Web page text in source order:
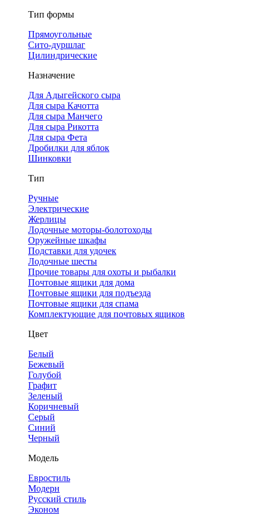
Тип формы
Прямоугольные
Сито-дуршлаг
Цилиндрические
Назначение
Для Адыгейского сыра
Для сыра Качотта
Для сыра Манчего
Для сыра Рикотта
Для сыра Фета
Дробилки для яблок
Шинковки
Тип
Ручные
Электрические
Жерлицы
Лодочные моторы-болотоходы
Оружейные шкафы
Подставки для удочек
Лодочные шесты
Прочие товары для охоты и рыбалки
Почтовые ящики для дома
Почтовые ящики для подъезда
Почтовые ящики для спама
Комплектующие для почтовых ящиков
Цвет
Белый
Бежевый
Голубой
Графит
Зеленый
Коричневый
Серый
Синий
Черный
Модель
Евростиль
Модерн
Русский стиль
Эконом